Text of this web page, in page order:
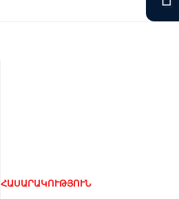
ՀԱՍԱՐԱԿՈՒԹՅՈՒՆ